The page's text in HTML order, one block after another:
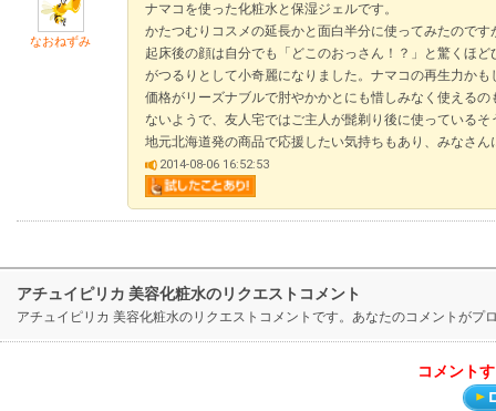
なおねずみ
ナマコを使った化粧水と保湿ジェルです。
かたつむりコスメの延長かと面白半分に使ってみたので
起床後の顔は自分でも「どこのおっさん！？」と驚くほ
がつるりとして小奇麗になりました。ナマコの再生力かも
価格がリーズナブルで肘やかかとにも惜しみなく使える
ないようで、友人宅ではご主人が髭剃り後に使っているそ
地元北海道発の商品で応援したい気持ちもあり、みなさ
2014-08-06 16:52:53
アチュイピリカ 美容化粧水のリクエストコメント
アチュイピリカ 美容化粧水のリクエストコメントです。あなたのコメントが
コメント